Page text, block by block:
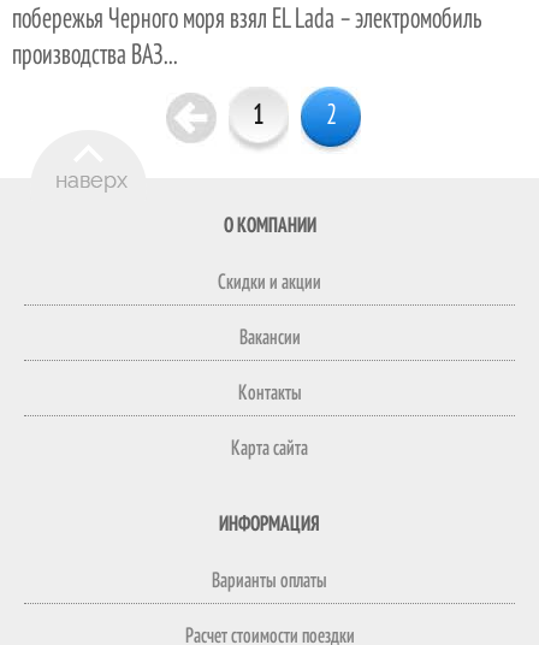
побережья Черного моря взял EL Lada – электромобиль
производства ВАЗ...
1 2
О КОМПАНИИ
Скидки и акции
Вакансии
Контакты
Карта сайта
ИНФОРМАЦИЯ
Варианты оплаты
Расчет стоимости поездки